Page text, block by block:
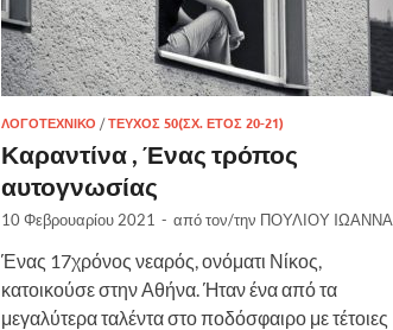
ΛΟΓΟΤΕΧΝΙΚΌ /ΤΕΎΧΟΣ 50(ΣΧ. ΈΤΟΣ 20-21)
Καραντίνα , Ένας τρόπος
αυτογνωσίας
10 Φεβρουαρίου 2021 - από τον/την ΠΟΥΛΙΟΥ IΩΑΝΝΑ
Ένας 17χρόνος νεαρός, ονόματι Νίκος,
κατοικούσε στην Αθήνα. Ήταν ένα από τα
μεγαλύτερα ταλέντα στο ποδόσφαιρο με τέτοιες